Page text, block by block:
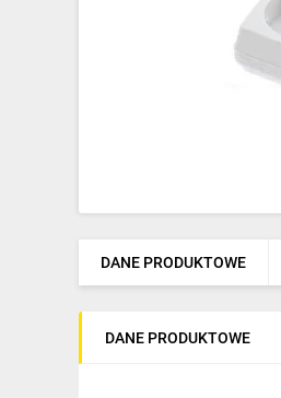
Oprawy oświetleniowe
Ogrzewanie
Elektronarzędzia i mierniki
DANE PRODUKTOWE
DANE PRODUKTOWE